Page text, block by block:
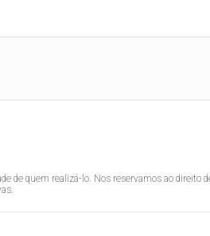
de quem realizá-lo. Nos reservamos ao